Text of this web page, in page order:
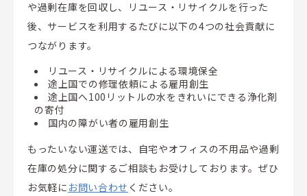
や過剰在庫を回収し、リユース・リサイクルを行った
後、サービスを利用するたびに以下の4つの社会貢献に
つながります。
リユース・リサイクルによる環境保全
途上国での修理依頼による雇用創生
途上国へ100リットルの水をきれいにできる浄化剤
の寄付
国内の障がい者の雇用創生
もったいない運送では、自宅やオフィスの不用品や過剰
在庫の処分に関するご相談もお受けしております。ぜひ
お気軽に お問い合わせ ください。